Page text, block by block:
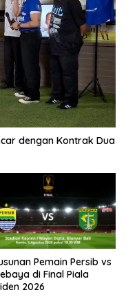
dengan Kontrak Dua
Pemain Persib vs
di Final Piala
2026